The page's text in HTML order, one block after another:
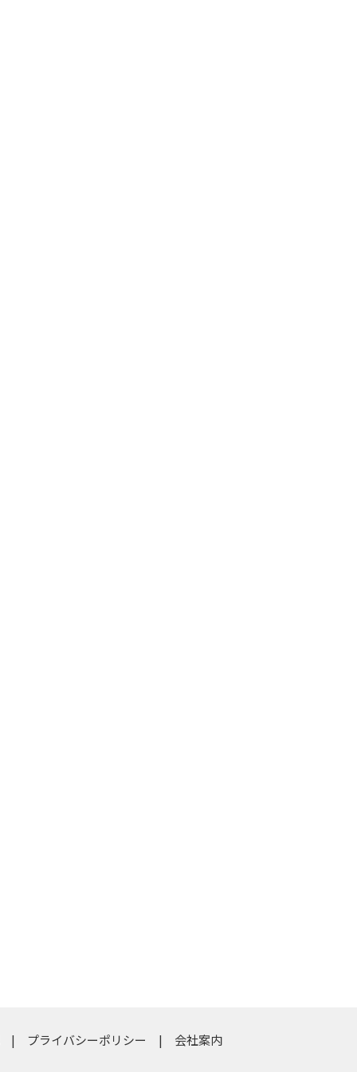
プライバシーポリシー 会社案内